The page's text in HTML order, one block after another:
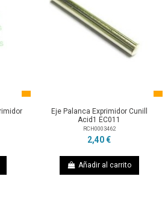
Eje Palanca Exprimidor Cunill
Acid1 EC011
RCH0003462
2,40 €
Añadir al carrito